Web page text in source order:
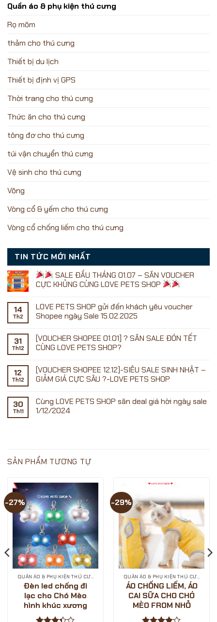
Quần áo & phụ kiện thú cưng
Rọ mõm
thảm cho thú cưng
Thiết bị du lịch
Thiết bị định vị GPS
Thời trang cho thú cưng
Thức ăn cho thú cưng
tông đơ cho thú cưng
túi vận chuyển thú cưng
Vệ sinh cho thú cưng
Võng
Vòng cổ & yếm cho thú cưng
Vòng cổ chống liếm cho thú cưng
TIN TỨC MỚI NHẤT
SALE ĐẦU THÁNG 01.07 – SĂN VOUCHER
CỰC KHỦNG CÙNG LOVE PETS SHOP
bình
luận
ở
SALE
ĐẦU
THÁNG
SĂN
VOUCHER
CỰC
LOVE
PETS
SHOP
14
Th2
LOVE PETS SHOP gửi đến khách yêu voucher
Shopee ngày Sale 15.02.2025
bình
luận
ở
SHOP
gửi
đến
voucher
Shopee
ngày
31
Th12
[VOUCHER SHOPEE 01.01] ? SĂN SALE ĐÓN TẾT
CÙNG LOVE PETS SHOP?
bình
luận
ở
01.01]
?
SĂN
SHOP?
12
Th12
[VOUCHER SHOPEE 12.12]-SIÊU SALE SINH NHẬT –
GIẢM GIÁ CỰC SÂU ?-LOVE PETS SHOP
bình
luận
ở
NHẬT
–
CỰC
SÂU
?
-
LOVE
PETS
SHOP
30
Th11
Cùng LOVE PETS SHOP săn deal giá hời ngày sale
1/12/2024
LOVE
PETS
deal
giá
hời
ngày
sale
1/12/2024
SẢN PHẨM TƯƠNG TỰ
-27%
QUẦN ÁO & PHỤ KIỆN THÚ CƯNG
Đèn led chống đi
lạc cho Chó Mèo
hình khúc xương
-29%
QUẦN ÁO & PHỤ KIỆN THÚ CƯNG
ÁO CHỐNG LIẾM, ÁO
CAI SỮA CHO CHÓ
MÈO FROM NHỎ